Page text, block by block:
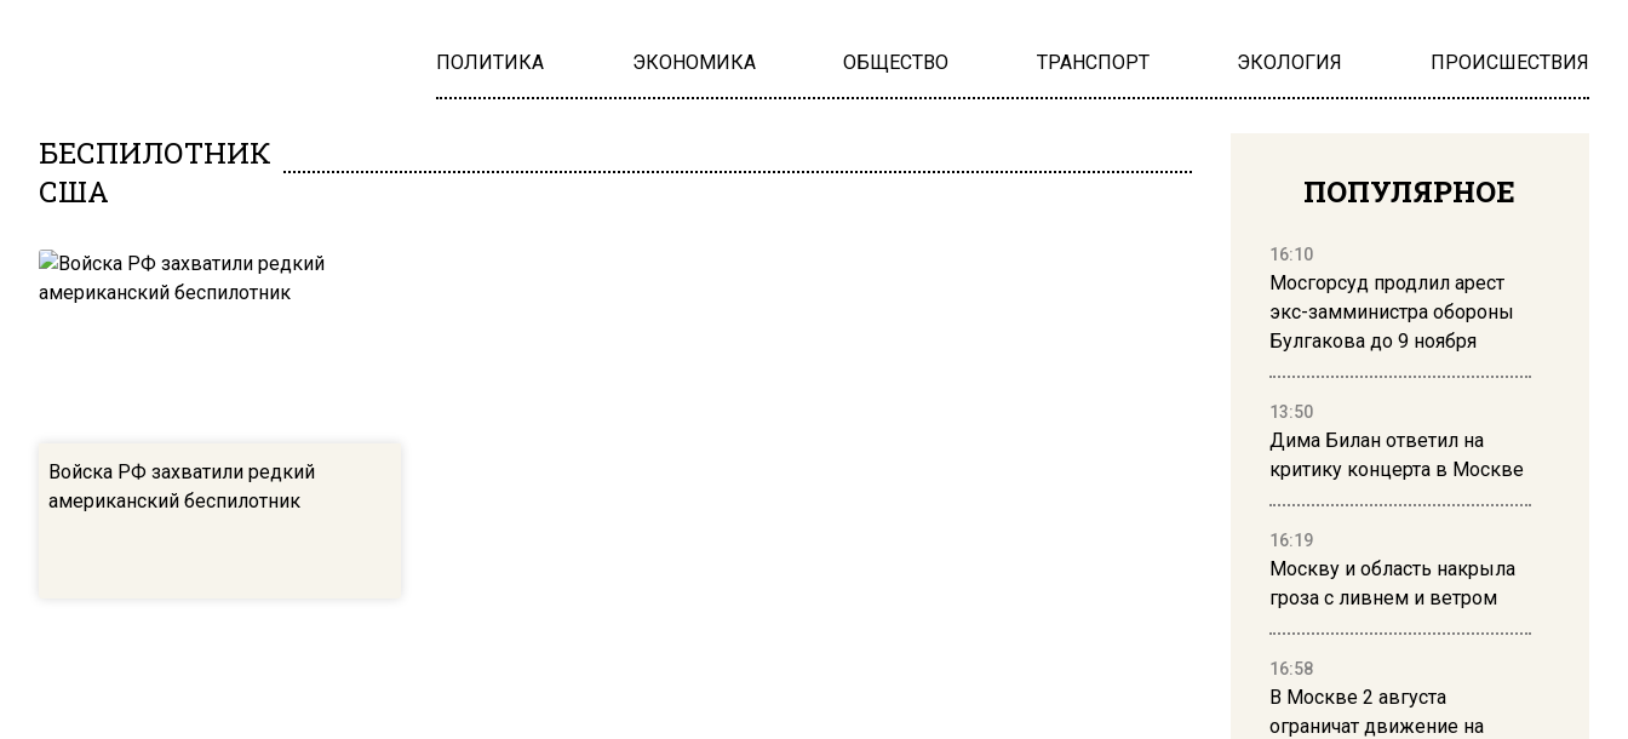
ПОЛИТИКА ЭКОНОМИКА ОБЩЕСТВО ТРАНСПОРТ ЭКОЛОГИЯ ПРОИСШЕСТВИЯ
БЕСПИЛОТНИК
США
Войска РФ захватили редкий
американский беспилотник
ПОПУЛЯРНОЕ
16:10
Мосгорсуд продлил арест
экс-замминистра обороны
Булгакова до 9 ноября
13:50
Дима Билан ответил на
критику концерта в Москве
16:19
Москву и область накрыла
гроза с ливнем и ветром
16:58
В Москве 2 августа
ограничат движение на